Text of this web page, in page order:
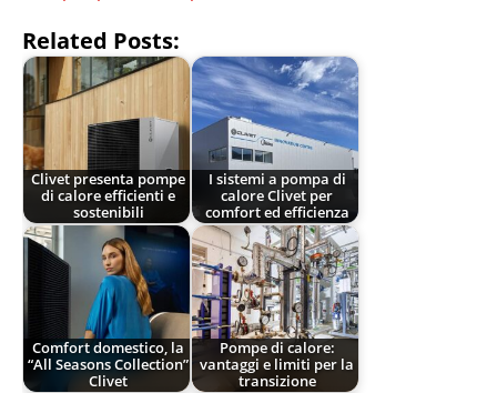
Related Posts:
Clivet presenta pompe
di calore efficienti e
sostenibili
I sistemi a pompa di
calore Clivet per
comfort ed efficienza
Comfort domestico, la
“All Seasons Collection”
Clivet
Pompe di calore:
vantaggi e limiti per la
transizione